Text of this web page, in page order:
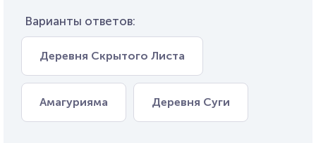
Варианты ответов:
Деревня Скрытого Листа
Амагурияма Деревня Суги